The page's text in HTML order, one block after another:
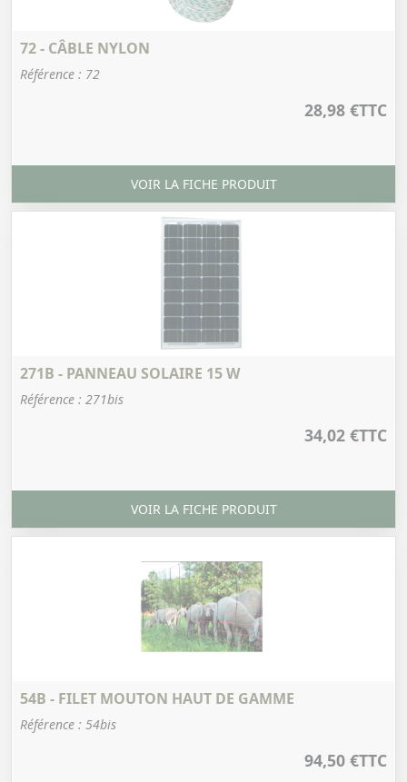
72 - CÂBLE NYLON
Référence : 72
28,98 €TTC
VOIR LA FICHE PRODUIT
271B - PANNEAU SOLAIRE 15 W
Référence : 271bis
34,02 €TTC
VOIR LA FICHE PRODUIT
54B - FILET MOUTON HAUT DE GAMME
Référence : 54bis
94,50 €TTC